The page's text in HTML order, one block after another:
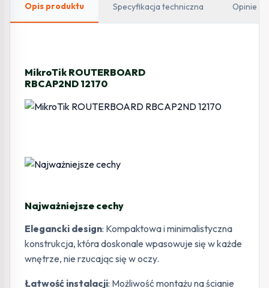
Opis produktu Specyfikacja techniczna Opinie
MikroTik ROUTERBOARD
RBCAP2ND 12170
Najważniejsze cechy
Elegancki design: Kompaktowa i minimalistyczna
konstrukcja, która doskonale wpasowuje się w każde
wnętrze, nie rzucając się w oczy.
Łatwość instalacji: Możliwość montażu na ścianie